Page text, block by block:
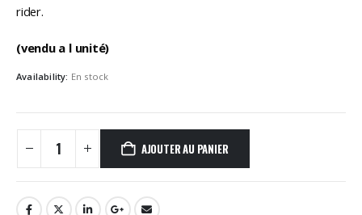
rider.
(vendu a l unité)
Availability: En stock
AJOUTER AU PANIER